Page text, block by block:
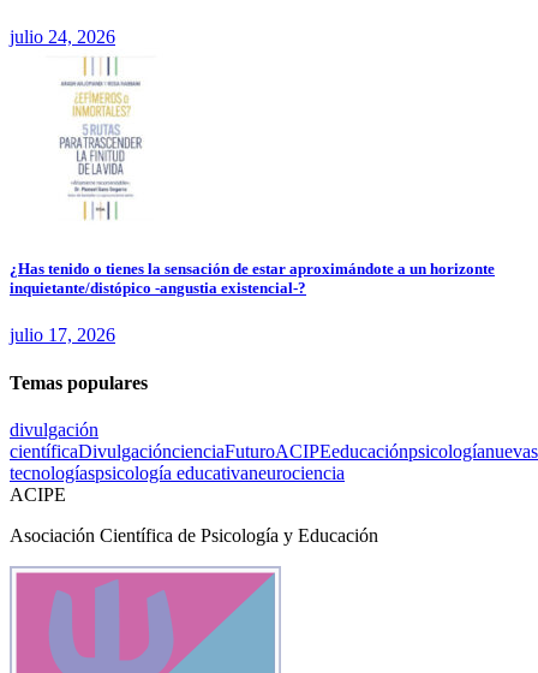
julio 24, 2026
¿Has tenido o tienes la sensación de estar aproximándote a un horizonte
inquietante/distópico -angustia existencial-?
julio 17, 2026
Temas populares
divulgación
científicaDivulgacióncienciaFuturoACIPEeducaciónpsicologíanuevas
tecnologíaspsicología educativaneurociencia
ACIPE
Asociación Científica de Psicología y Educación